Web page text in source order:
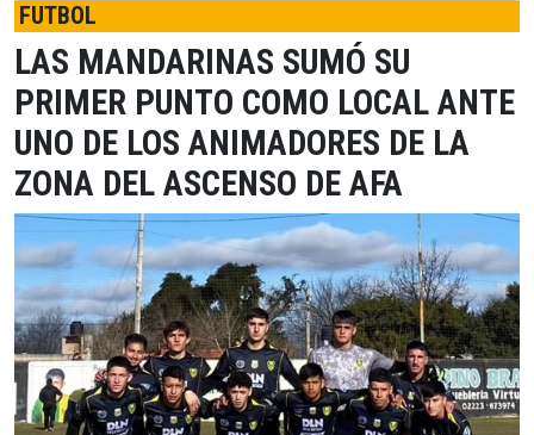
FUTBOL
LAS MANDARINAS SUMÓ SU
PRIMER PUNTO COMO LOCAL ANTE
UNO DE LOS ANIMADORES DE LA
ZONA DEL ASCENSO DE AFA